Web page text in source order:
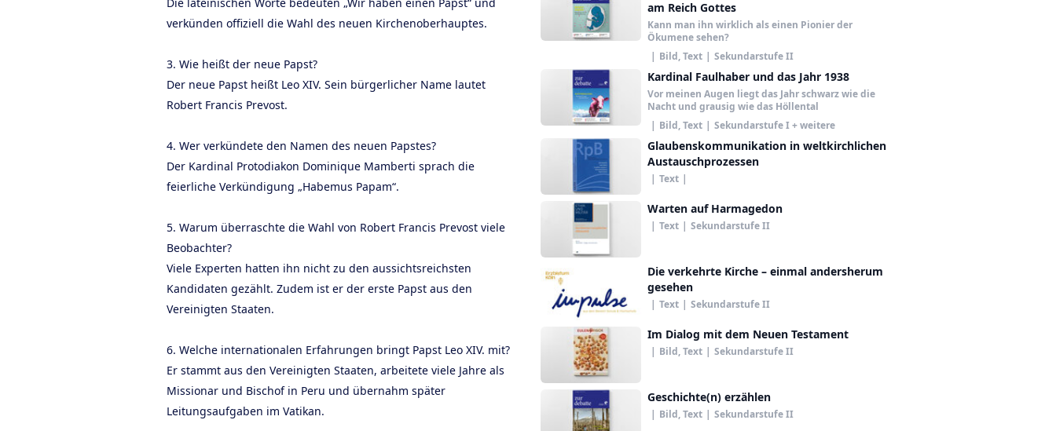
verkünden offiziell die Wahl des neuen Kirchenoberhauptes.
3. Wie heißt der neue Papst?
Der neue Papst heißt Leo XIV. Sein bürgerlicher Name lautet
Robert Francis Prevost.
4. Wer verkündete den Namen des neuen Papstes?
Der Kardinal Protodiakon Dominique Mamberti sprach die
feierliche Verkündigung „Habemus Papam“.
5. Warum überraschte die Wahl von Robert Francis Prevost viele
Beobachter?
Viele Experten hatten ihn nicht zu den aussichtsreichsten
Kandidaten gezählt. Zudem ist er der erste Papst aus den
Vereinigten Staaten.
6. Welche internationalen Erfahrungen bringt Papst Leo XIV. mit?
Er stammt aus den Vereinigten Staaten, arbeitete viele Jahre als
Missionar und Bischof in Peru und übernahm später
Leitungsaufgaben im Vatikan.
am Reich Gottes
Kann man ihn wirklich als einen Pionier der
Ökumene sehen?
| Bild, Text | Sekundarstufe II
Kardinal Faulhaber und das Jahr 1938
Vor meinen Augen liegt das Jahr schwarz wie die
Nacht und grausig wie das Höllental
| Bild, Text | Sekundarstufe I + weitere
Glaubenskommunikation in weltkirchlichen
Austauschprozessen
| Text |
Warten auf Harmagedon
| Text | Sekundarstufe II
Die verkehrte Kirche – einmal andersherum
gesehen
| Text | Sekundarstufe II
Im Dialog mit dem Neuen Testament
| Bild, Text | Sekundarstufe II
Geschichte(n) erzählen
| Bild, Text | Sekundarstufe II